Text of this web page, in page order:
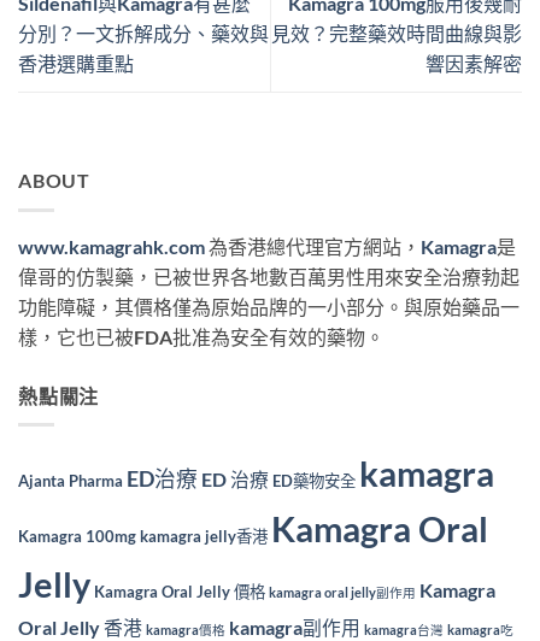
分別？一文拆解成分、藥效與
香港選購重點
見效？完整藥效時間曲線與影
響因素解密
ABOUT
www.kamagrahk.com為香港總代理官方網站， Kamagra是
偉哥的仿製藥，已被世界各地數百萬男性用來安全治療勃起
功能障礙，其價格僅為原始品牌的一小部分。與原始藥品一
樣，它也已被FDA批准為安全有效的藥物。
熱點關注
Ajanta Pharma ED治療 ED 治療 ED藥物安全 kamagra
Kamagra 100mgkamagra jelly香港 Kamagra Oral
Jelly Kamagra Oral Jelly 價格 kamagra oral jelly副作用 Kamagra
Oral Jelly 香港 kamagra價格 kamagra副作用 kamagra台灣 kamagra吃